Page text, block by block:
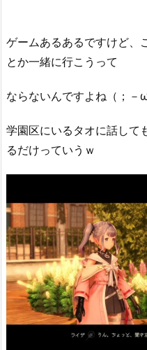
ゲームあるあるですけど、
とか一緒に行こうって
ならないんですよね（；－ω
学園区にいるタオに話して
るだけっていうｗ